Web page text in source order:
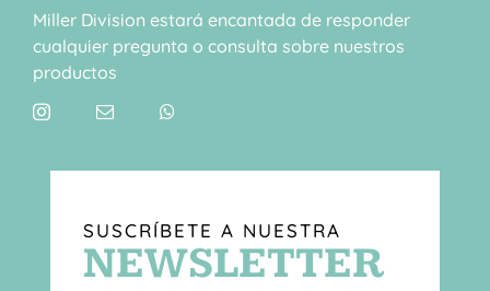
Miller Division estará encantada de responder
cualquier pregunta o consulta sobre nuestros
productos
SUSCRÍBETE A NUESTRA
NEWSLETTER